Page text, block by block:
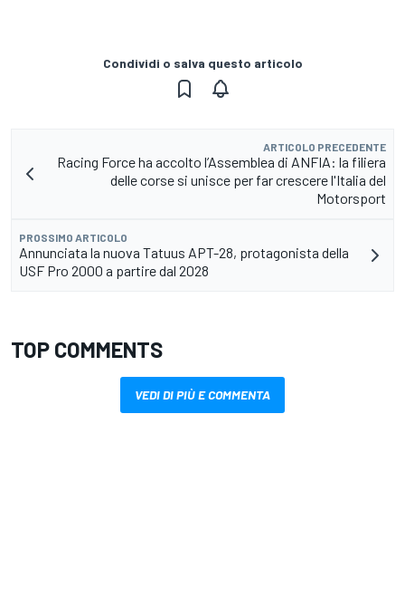
Condividi o salva questo articolo
ARTICOLO PRECEDENTE
Racing Force ha accolto l’Assemblea di ANFIA: la filiera
delle corse si unisce per far crescere l'Italia del
Motorsport
PROSSIMO ARTICOLO
Annunciata la nuova Tatuus APT-28, protagonista della
USF Pro 2000 a partire dal 2028
TOP COMMENTS
VEDI DI PIÙ E COMMENTA